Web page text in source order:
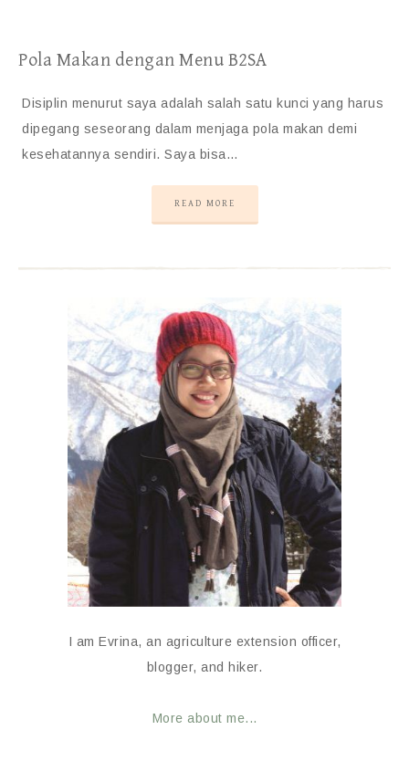
Pola Makan dengan Menu B2SA
Disiplin menurut saya adalah salah satu kunci yang harus
dipegang seseorang dalam menjaga pola makan demi
kesehatannya sendiri. Saya bisa…
READ MORE
I am Evrina, an agriculture extension officer,
blogger, and hiker.
More about me...